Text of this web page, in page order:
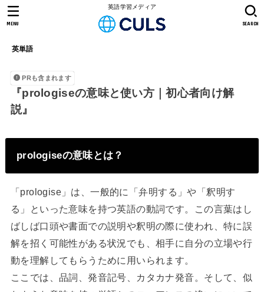
英語学習メディア
英単語
SEARCH
MENU
PRも含まれます
『prologiseの意味と使い方｜初心者向け解
説』
prologiseの意味とは？
「prologise」は、一般的に「弁明する」や「釈明す
る」といった意味を持つ英語の動詞です。この言葉はし
ばしば口頭や書面での説明や釈明の際に使われ、特に誤
解を招く可能性がある状況でも、相手に自分の立場や行
動を理解してもらうために用いられます。
ここでは、品詞、発音記号、カタカナ発音。そして、似